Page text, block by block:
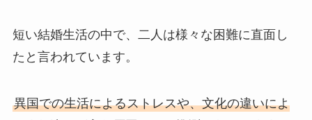
短い結婚生活の中で、二人は様々な困難に直面し
たと言われています。
異国での生活によるストレスや、文化の違いによ